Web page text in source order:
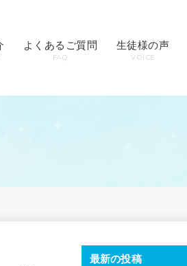
よくあるご質問
FAQ
生徒様の声
VOICE
最新の投稿